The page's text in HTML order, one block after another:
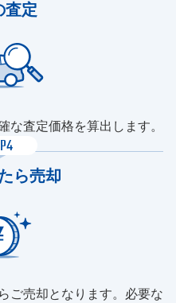
査定
査定価格を算出します。
ら売却
ご売却となります。必要な